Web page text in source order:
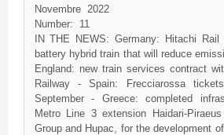
Novembre
2022
Number:
11
IN THE NEWS: Germany: Hitachi Rail
battery hybrid train that will reduce
England: new train services contract
Railway - Spain: Frecciarossa
September - Greece: completed
Metro Line 3 extension Haidari-
Group and Hupac, for the development